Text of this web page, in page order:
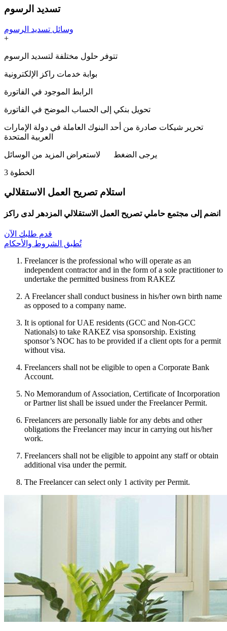
تسديد الرسوم
وسائل تسديد الرسوم
+
تتوفر حلول مختلفة لتسديد الرسوم
بوابة خدمات راكز الإلكترونية
الرابط الموجود في الفاتورة
تحويل بنكي إلى الحساب الموضح في الفاتورة
تحرير شيكات صادرة من أحد البنوك العاملة في دولة الإمارات
العربية المتحدة
يرجى الضغط لاستعراض المزيد من الوسائل
الخطوة 3
استلام تصريح العمل الاستقلالي
انضم إلى مجتمع حاملي تصريح العمل الاستقلالي المزدهر لدى راكز
قدم طلبك الآن
تُطبق الشروط والأحكام
Freelancer is the professional who will operate as an
independent contractor and in the form of a sole practitioner to
undertake the permitted business from RAKEZ
A Freelancer shall conduct business in his/her own birth name
as opposed to a company name.
It is optional for UAE residents (GCC and Non-GCC
Nationals) to take RAKEZ visa sponsorship. Existing
sponsor’s NOC has to be provided if a client opts for a permit
without visa.
Freelancers shall not be eligible to open a Corporate Bank
Account.
No Memorandum of Association, Certificate of Incorporation
or Partner list shall be issued under the Freelancer Permit.
Freelancers are personally liable for any debts and other
obligations the Freelancer may incur in carrying out his/her
work.
Freelancers shall not be eligible to appoint any staff or obtain
additional visa under the permit.
The Freelancer can select only 1 activity per Permit.